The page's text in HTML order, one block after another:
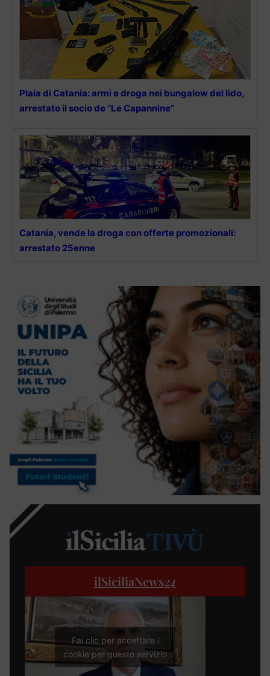
Plaia di Catania: armi e droga nei bungalow del lido,
arrestato il socio de “Le Capannine”
Catania, vende la droga con offerte promozionali:
arrestato 25enne
ilSiciliaNews24
Fai clic per accettare i
cookie per questo servizio